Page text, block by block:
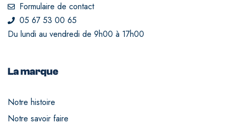
Formulaire de contact
05 67 53 00 65
Du lundi au vendredi de 9h00 à 17h00
La marque
Notre histoire
Notre savoir faire